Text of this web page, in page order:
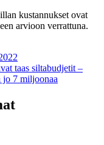
kustannukset ovat
arvioon verrattuna.
taas siltabudjetit –
jo 7 miljoonaa